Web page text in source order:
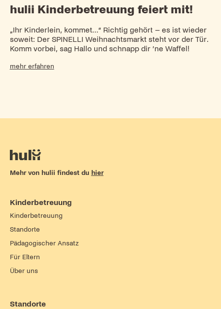
hulii Kinderbetreuung feiert mit!
„Ihr Kinderlein, kommet…“ Richtig gehört – es ist wieder
soweit: Der SPINELLI Weihnachtsmarkt steht vor der Tür.
Komm vorbei, sag Hallo und schnapp dir ’ne Waffel!
mehr erfahren
Mehr von hulii findest du hier
Kinderbetreuung
Kinderbetreuung
Standorte
Pädagogischer Ansatz
Für Eltern
Über uns
Standorte